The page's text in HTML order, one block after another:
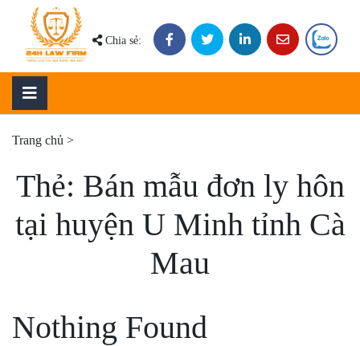
content
Chia sẻ:
Trang chủ >
Thẻ: Bán mẫu đơn ly hôn
tại huyện U Minh tỉnh Cà
Mau
Nothing Found